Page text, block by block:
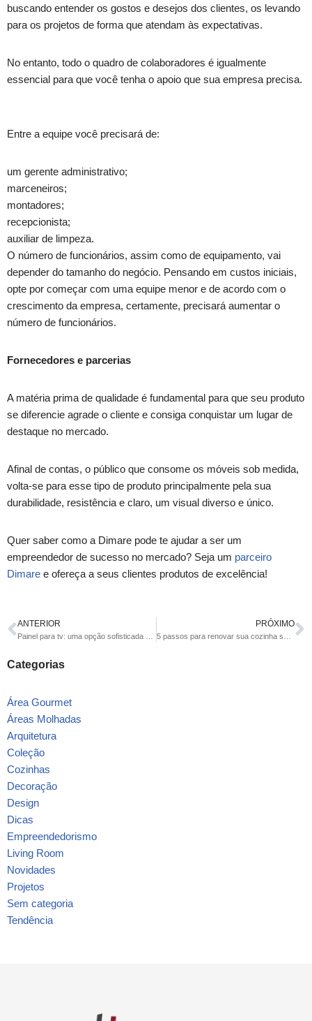
buscando entender os gostos e desejos dos clientes, os levando
para os projetos de forma que atendam às expectativas.
No entanto, todo o quadro de colaboradores é igualmente
essencial para que você tenha o apoio que sua empresa precisa.
Entre a equipe você precisará de:
um gerente administrativo;
marceneiros;
montadores;
recepcionista;
auxiliar de limpeza.
O número de funcionários, assim como de equipamento, vai
depender do tamanho do negócio. Pensando em custos iniciais,
opte por começar com uma equipe menor e de acordo com o
crescimento da empresa, certamente, precisará aumentar o
número de funcionários.
Fornecedores e parcerias
A matéria prima de qualidade é fundamental para que seu produto
se diferencie agrade o cliente e consiga conquistar um lugar de
destaque no mercado.
Afinal de contas, o público que consome os móveis sob medida,
volta-se para esse tipo de produto principalmente pela sua
durabilidade, resistência e claro, um visual diverso e único.
Quer saber como a Dimare pode te ajudar a ser um
empreendedor de sucesso no mercado? Seja um parceiro
Dimare e ofereça a seus clientes produtos de excelência!
ANTERIOR PRÓXIMO
Categorias
Área Gourmet
Áreas Molhadas
Arquitetura
Coleção
Cozinhas
Decoração
Design
Dicas
Empreendedorismo
Living Room
Novidades
Projetos
Sem categoria
Tendência